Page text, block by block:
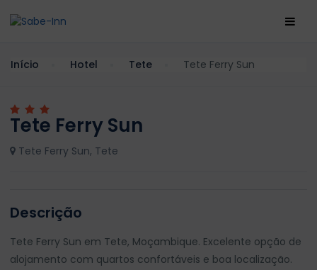
Início Hotel Tete Tete Ferry Sun
Tete Ferry Sun
Tete Ferry Sun, Tete
Descrição
Tete Ferry Sun em Tete, Moçambique. Excelente opção de
alojamento com quartos confortáveis e boa localização.